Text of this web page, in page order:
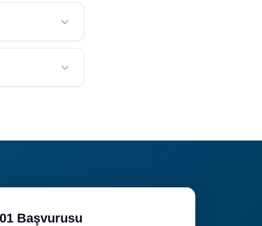
göre
göre
için bize ulaşın.
Başvurusu